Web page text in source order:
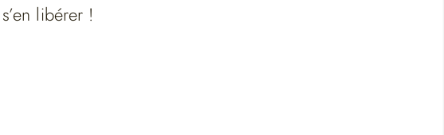
libérer !